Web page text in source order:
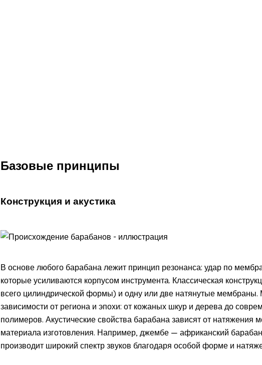
Базовые принципы
Конструкция и акустика
В основе любого барабана лежит принцип резонанса: удар по
которые усиливаются корпусом инструмента. Классическая
всего цилиндрической формы) и одну или две натянутые
зависимости от региона и эпохи: от кожаных шкур и дерева до
полимеров. Акустические свойства барабана зависят от натяжения
материала изготовления. Например, джембе — африканский
производит широкий спектр звуков благодаря особой форме и